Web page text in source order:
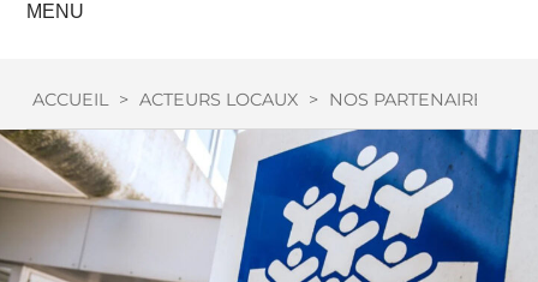
MENU
ACCUEIL > ACTEURS LOCAUX > NOS PARTENAIRES